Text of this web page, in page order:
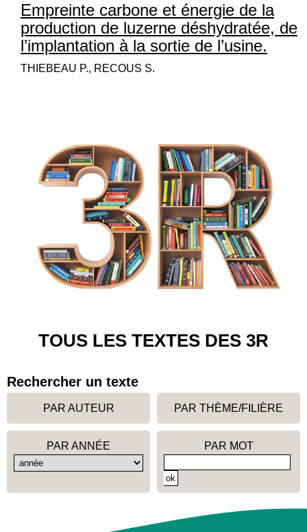
Empreinte carbone et énergie de la
production de luzerne déshydratée, de
l’implantation à la sortie de l’usine.
THIEBEAU P., RECOUS S.
TOUS LES TEXTES DES 3R
Rechercher un texte
PAR AUTEUR PAR THÈME/FILIÈRE
PAR ANNÉE PAR MOT